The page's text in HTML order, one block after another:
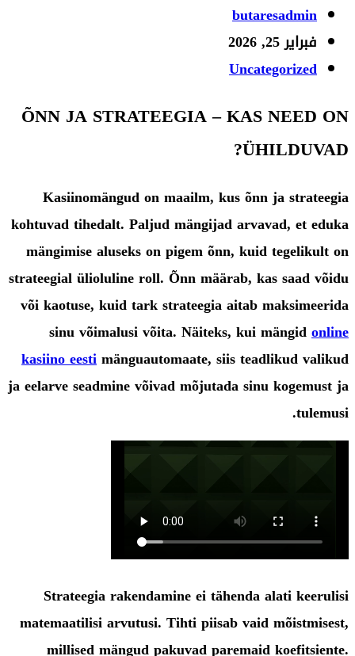
Post
author:
butaresadmin
Post
published:
فبراير 25, 2026
Post
Uncategorized
ÕNN JA STRATEEGIA – KAS NEED ON
ÜHILDUVAD?
Kasiinomängud on maailm, kus õnn ja strateegia
kohtuvad tihedalt. Paljud mängijad arvavad, et eduka
mängimise aluseks on pigem õnn, kuid tegelikult on
strateegial ülioluline roll. Õnn määrab, kas saad võidu
või kaotuse, kuid tark strateegia aitab maksimeerida
sinu võimalusi võita. Näiteks, kui mängidonline
kasiino eestimänguautomaate, siis teadlikud valikud
ja eelarve seadmine võivad mõjutada sinu kogemust ja
tulemusi.
Strateegia rakendamine ei tähenda alati keerulisi
matemaatilisi arvutusi. Tihti piisab vaid mõistmisest,
millised mängud pakuvad paremaid koefitsiente.